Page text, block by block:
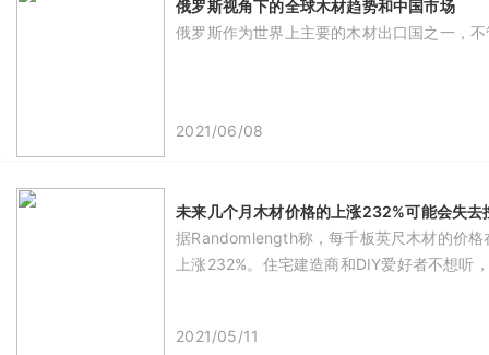
俄罗斯视角下的全球木材趋势和中国市场
俄罗斯作为世界上主要的木材出口国之一，
2021/06/08
未来几个月木材价格的上涨232%可能会失去
据Randomlength称，每千板英尺木材的价
上涨232%。住宅建造商和DIY爱好者不想听
2021/05/11